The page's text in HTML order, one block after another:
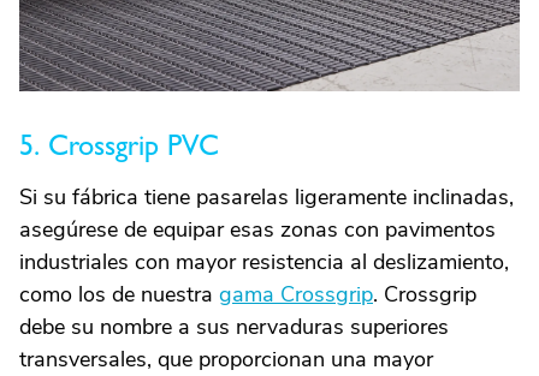
5. Crossgrip PVC
Si su fábrica tiene pasarelas ligeramente inclinadas,
asegúrese de equipar esas zonas con pavimentos
industriales con mayor resistencia al deslizamiento,
como los de nuestra gama Crossgrip. Crossgrip
debe su nombre a sus nervaduras superiores
transversales, que proporcionan una mayor